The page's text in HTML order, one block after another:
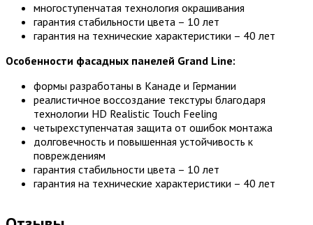
многоступенчатая технология окрашивания
гарантия стабильности цвета – 10 лет
гарантия на технические характеристики – 40 лет
Особенности фасадных панелей Grand Line:
формы разработаны в Канаде и Германии
реалистичное воссоздание текстуры благодаря
технологии HD Realistic Touch Feeling
четырехступенчатая защита от ошибок монтажа
долговечность и повышенная устойчивость к
повреждениям
гарантия стабильности цвета – 10 лет
гарантия на технические характеристики – 40 лет